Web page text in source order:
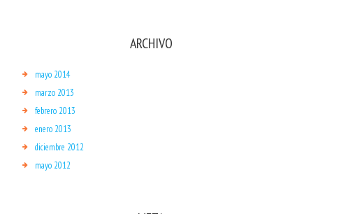
ARCHIVO
mayo 2014
marzo 2013
febrero 2013
enero 2013
diciembre 2012
mayo 2012